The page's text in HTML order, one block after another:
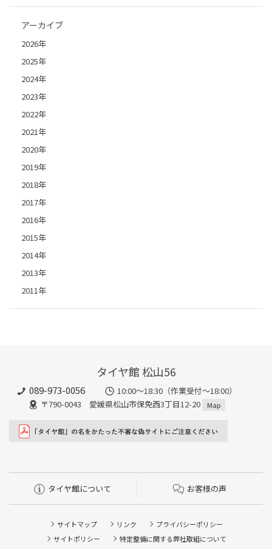
アーカイブ
2026年
2025年
2024年
2023年
2022年
2021年
2020年
2019年
2018年
2017年
2016年
2015年
2014年
2013年
2011年
タイヤ館 松山56
089-973-0056
10:00～18:30（作業受付～18:00）
〒790-0043 愛媛県松山市保免西3丁目12-20
Map
タイヤ館について お客様の声
サイトマップ リンク
プライバシーポリシー
サイトポリシー
特定整備に関する弊社取組について